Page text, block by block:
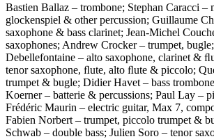
Bastien Ballaz – trombone; Stephan Caracci –
glockenspiel & other percussion; Guillaume
saxophone & bass clarinet; Jean-Michel
saxophones; Andrew Crocker – trumpet,
Debellefontaine – alto saxophone, clarinet &
tenor saxophone, ﬂute, alto ﬂute & piccolo;
trumpet & bugle; Didier Havet – bass
Koerner – batterie & percussions; Paul Lay –
Frédéric Maurin – electric guitar, Max 7,
Fabien Norbert – trumpet, piccolo trumpet &
Schwab – double bass; Julien Soro – tenor